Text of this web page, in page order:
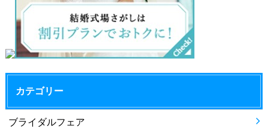
カテゴリー
ブライダルフェア